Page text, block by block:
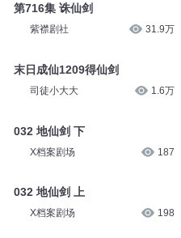
第716集 诛仙剑
紫襟剧社 31.9万
末日成仙1209得仙剑
司徒小大大 1.6万
032 地仙剑 下
X档案剧场 187
032 地仙剑 上
X档案剧场 198